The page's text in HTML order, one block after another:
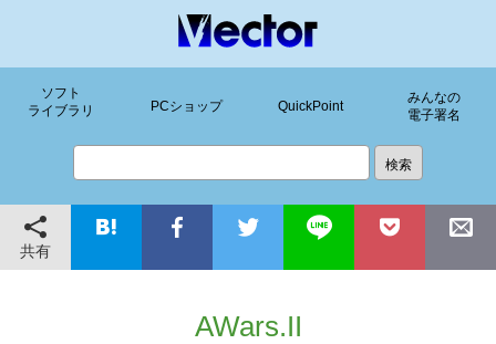
ソフト
ライブラリ
PCショップ QuickPoint
みんなの
電子署名
共有
AWars.II